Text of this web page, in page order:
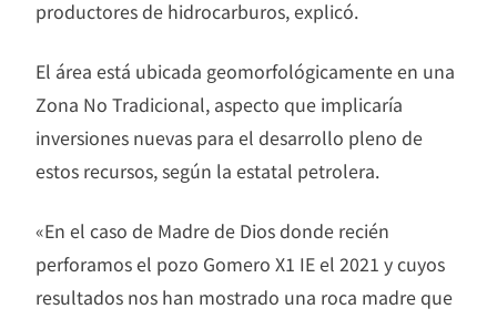
productores de hidrocarburos, explicó.
El área está ubicada geomorfológicamente en una
Zona No Tradicional, aspecto que implicaría
inversiones nuevas para el desarrollo pleno de
estos recursos, según la estatal petrolera.
«En el caso de Madre de Dios donde recién
perforamos el pozo Gomero X1 IE el 2021 y cuyos
resultados nos han mostrado una roca madre que